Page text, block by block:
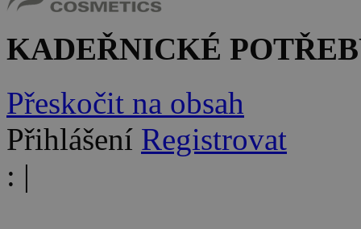
KADEŘNICKÉ
Přeskočit na obsah
Přihlášení Registrovat
: |